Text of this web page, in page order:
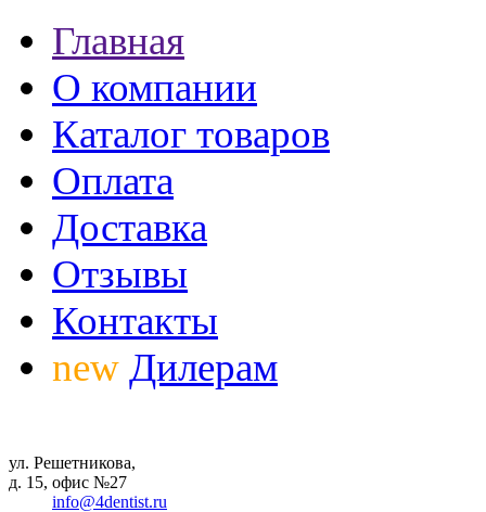
Главная
О компании
Каталог товаров
Оплата
Доставка
Отзывы
Контакты
new Дилерам
ул. Решетникова,
д. 15, офис №27
info@4dentist.ru